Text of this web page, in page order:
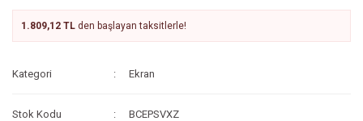
1.809,12 TL den başlayan taksitlerle!
Kategori Ekran
Stok Kodu BCEPSVXZ